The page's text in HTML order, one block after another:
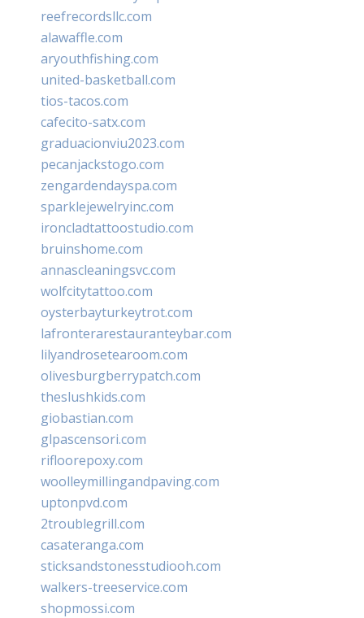
reefrecordsllc.com
alawaffle.com
aryouthfishing.com
united-basketball.com
tios-tacos.com
cafecito-satx.com
graduacionviu2023.com
pecanjackstogo.com
zengardendayspa.com
sparklejewelryinc.com
ironcladtattoostudio.com
bruinshome.com
annascleaningsvc.com
wolfcitytattoo.com
oysterbayturkeytrot.com
lafronterarestauranteybar.com
lilyandrosetearoom.com
olivesburgberrypatch.com
theslushkids.com
giobastian.com
glpascensori.com
rifloorepoxy.com
woolleymillingandpaving.com
uptonpvd.com
2troublegrill.com
casateranga.com
sticksandstonesstudiooh.com
walkers-treeservice.com
shopmossi.com